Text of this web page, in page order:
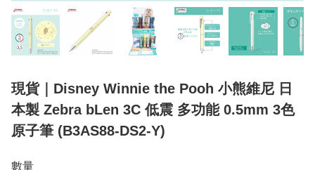
現貨｜Disney Winnie the Pooh 小熊維尼 日
本製 Zebra bLen 3C 低震 多功能 0.5mm 3色
原子筆 (B3AS88-DS2-Y)
數量